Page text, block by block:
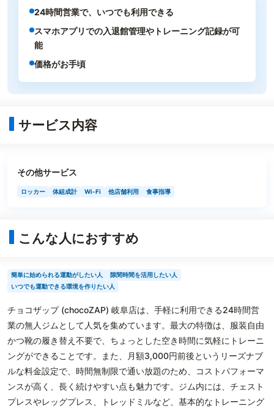
24時間営業で、いつでも利用できる
スマホアプリでの入退館管理やトレーニング記録が可
能
価格がお手頃
サービス内容
その他サービス
ロッカー 体組成計 Wi-Fi 他店舗利用 食事指導
こんな人におすすめ
簡単に始められる運動がしたい人
隙間時間を活用したい人
いつでも運動できる環境を作りたい人
チョコザップ (chocoZAP) 岐阜店は、手軽に利用できる24時間営
業の無人ジムとして人気を集めています。最大の特徴は、服装自由
かつ靴の履き替え不要で、ちょっとした空き時間に気軽にトレーニ
ングができることです。また、月額3,000円前後というリーズナブ
ルな料金設定で、時間無制限で通い放題のため、コストパフォーマ
ンスが高く、長く続けやすい点も魅力です。ジム内には、チェスト
プレスやレッグプレス、トレッドミルなど、基本的なトレーニング